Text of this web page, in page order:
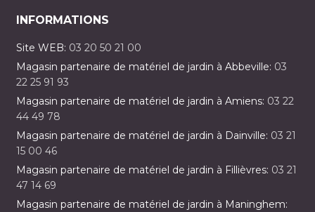
INFORMATIONS
Site WEB: 03 20 50 21 00
Magasin partenaire de matériel de jardin à Abbeville: 03
22 25 91 93
Magasin partenaire de matériel de jardin à Amiens: 03 22
44 49 78
Magasin partenaire de matériel de jardin à Dainville: 03 21
15 00 46
Magasin partenaire de matériel de jardin à Fillièvres: 03 21
47 14 69
Magasin partenaire de matériel de jardin à Maninghem: